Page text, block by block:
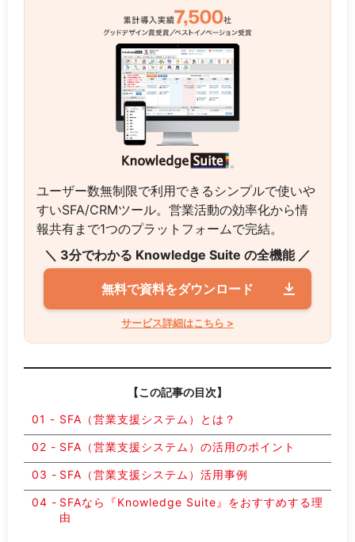
ユーザー数無制限で利用できるシンプルで使いや
すいSFA/CRMツール。営業活動の効率化から情
報共有まで1つのプラットフォームで完結。
＼ 3分でわかる Knowledge Suite の全機能 ／
無料で資料をダウンロード
サービス詳細はこちら >
【この記事の目次】
SFA（営業支援システム）とは？
SFA（営業支援システム）の活用のポイント
SFA（営業支援システム）活用事例
SFAなら『Knowledge Suite』をおすすめする理
由